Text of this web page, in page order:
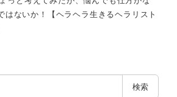
はないか！【ヘラヘラ生きるヘラリスト
検索